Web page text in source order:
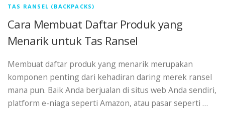
TAS RANSEL (BACKPACKS)
Cara Membuat Daftar Produk yang
Menarik untuk Tas Ransel
Membuat daftar produk yang menarik merupakan
komponen penting dari kehadiran daring merek ransel
mana pun. Baik Anda berjualan di situs web Anda sendiri,
platform e-niaga seperti Amazon, atau pasar seperti …